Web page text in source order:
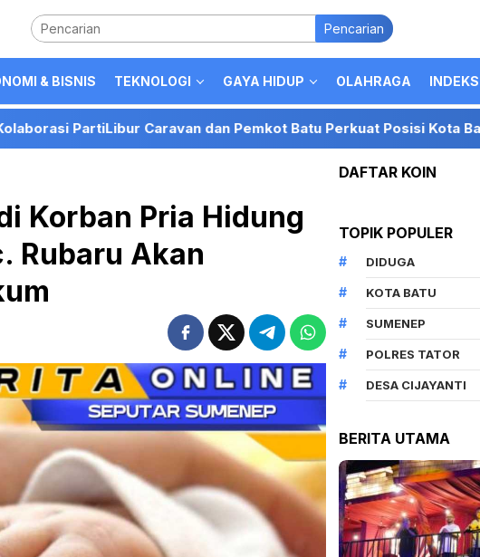
Pencarian
& BISNIS TEKNOLOGI GAYA HIDUP OLAHRAGA INDEKS
Caravan dan Pemkot Batu Perkuat Posisi Kota Batu sebagai
Korban Pria Hidung
Rubaru Akan
DAFTAR KOIN
TOPIK POPULER
DIDUGA
KOTA BATU
SUMENEP
POLRES TATOR
DESA CIJAYANTI
BERITA UTAMA